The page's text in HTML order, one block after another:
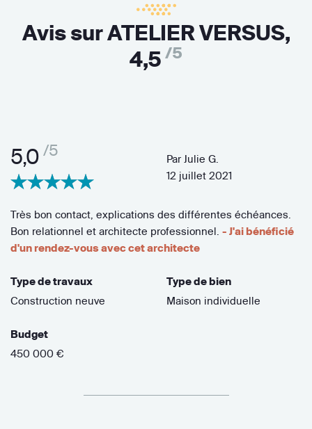
Avis sur ATELIER VERSUS,
4,5 /5
5,0 /5 Par Julie G.
12 juillet 2021
Très bon contact, explications des différentes échéances.
Bon relationnel et architecte professionnel. - J'ai bénéficié
d'un rendez-vous avec cet architecte
Type de travaux
Construction neuve
Type de bien
Maison individuelle
Budget
450 000 €